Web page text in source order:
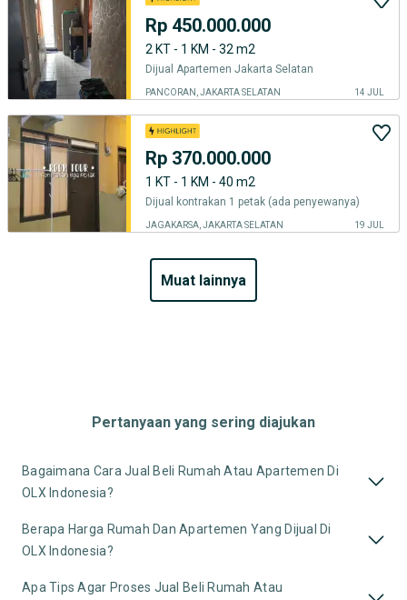
Rp 450.000.000
2 KT - 1 KM - 32 m2
Dijual Apartemen Jakarta Selatan
PANCORAN, JAKARTA SELATAN 14 JUL
Rp 370.000.000
1 KT - 1 KM - 40 m2
Dijual kontrakan 1 petak (ada penyewanya)
JAGAKARSA, JAKARTA SELATAN 19 JUL
muat lainnya
Pertanyaan yang sering diajukan
Bagaimana Cara Jual Beli Rumah Atau Apartemen Di
OLX Indonesia?
Berapa Harga Rumah Dan Apartemen Yang Dijual Di
OLX Indonesia?
Apa Tips Agar Proses Jual Beli Rumah Atau